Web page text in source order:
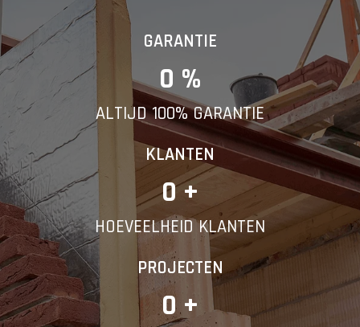
GARANTIE
0 %
ALTIJD 100% GARANTIE
KLANTEN
0 +
HOEVEELHEID KLANTEN
PROJECTEN
0 +